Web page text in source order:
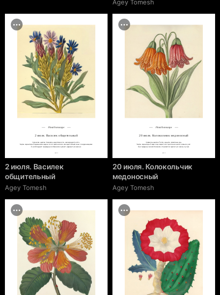
Agey Tomesh
Floral horoscope
2 июля. Василек общительный
Символы цветка: Харизма, адаптивность, жизнерадостность.
Черты характера: Родившиеся в день этого цветка легко находят общий язык с окружающими.
Они обладают природным обаянием и умеют радоваться жизни.
2 июля. Василек
общительный
Agey Tomesh
Floral horoscope
20 июля. Колокольчик медоносный
Символы цветка: Тепло, защита, семейные узы.
Черты характера: Люди под эгидой этого растения ценят семью и уют.
Они преданы своим близким и стремятся сделать их жизнь лучше.
20 июля. Колокольчик
медоносный
Agey Tomesh